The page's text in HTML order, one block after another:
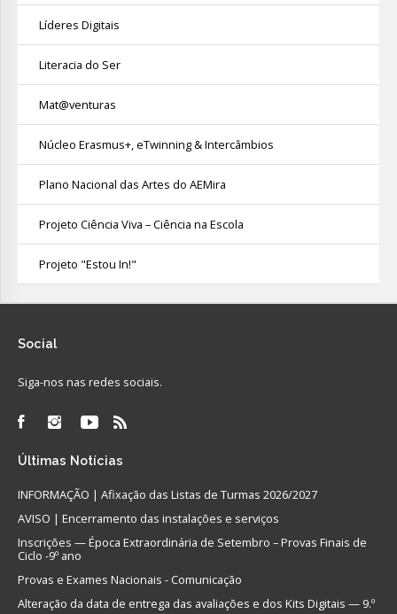
Líderes Digitais
Literacia do Ser
Mat@venturas
Núcleo Erasmus+, eTwinning & Intercâmbios
Plano Nacional das Artes do AEMira
Projeto Ciência Viva – Ciência na Escola
Projeto "Estou In!"
Social
Siga-nos nas redes sociais.
Últimas Notícias
INFORMAÇÃO | Afixação das Listas de Turmas 2026/2027
AVISO | Encerramento das instalações e serviços
Inscrições — Época Extraordinária de Setembro – Provas Finais de
Ciclo -9º ano
Provas e Exames Nacionais - Comunicação
Alteração da data de entrega das avaliações e dos Kits Digitais — 9.º